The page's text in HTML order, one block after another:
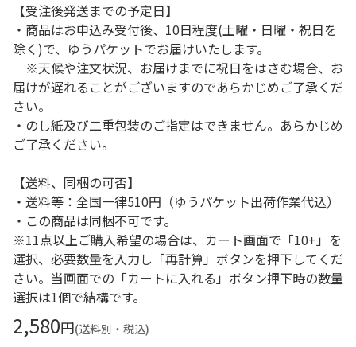
【受注後発送までの予定日】
・商品はお申込み受付後、10日程度(土曜・日曜・祝日を
除く)で、ゆうパケットでお届けいたします。
※天候や注文状況、お届けまでに祝日をはさむ場合、お
届けが遅れることがございますのであらかじめご了承くだ
さい。
・のし紙及び二重包装のご指定はできません。あらかじめ
ご了承ください。
【送料、同梱の可否】
・送料等：全国一律510円（ゆうパケット出荷作業代込）
・この商品は同梱不可です。
※11点以上ご購入希望の場合は、カート画面で「10+」を
選択、必要数量を入力し「再計算」ボタンを押下してくだ
さい。当画面での「カートに入れる」ボタン押下時の数量
選択は1個で結構です。
2,580円(送料別・税込)